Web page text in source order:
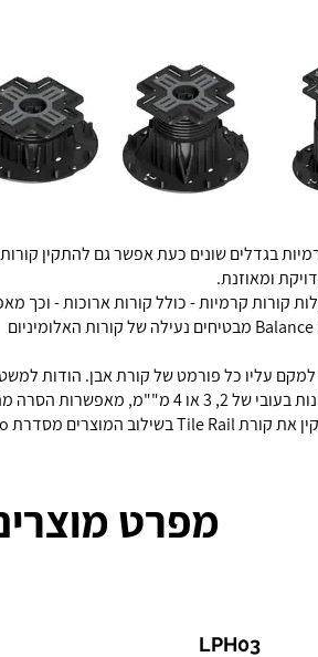
בגדלים שונים כעת אפשר גם להתקין
ומאוזנת.
קורות קרמיות - כולל קורות ארוכות -
של פריסה לאורך הקירות.
מפרט
LPH03